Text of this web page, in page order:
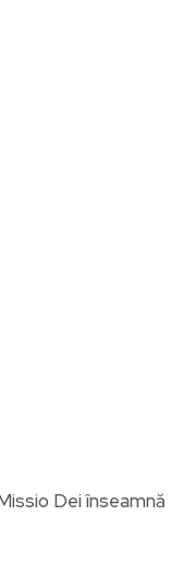
Dei înseamnă